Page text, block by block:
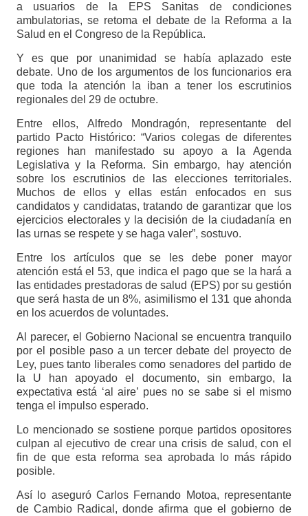
a usuarios de la EPS Sanitas de condiciones
ambulatorias, se retoma el debate de la Reforma a la
Salud en el Congreso de la República.
Y es que por unanimidad se había aplazado este
debate. Uno de los argumentos de los funcionarios era
que toda la atención la iban a tener los escrutinios
regionales del 29 de octubre.
Entre ellos, Alfredo Mondragón, representante del
partido Pacto Histórico: “Varios colegas de diferentes
regiones han manifestado su apoyo a la Agenda
Legislativa y la Reforma. Sin embargo, hay atención
sobre los escrutinios de las elecciones territoriales.
Muchos de ellos y ellas están enfocados en sus
candidatos y candidatas, tratando de garantizar que los
ejercicios electorales y la decisión de la ciudadanía en
las urnas se respete y se haga valer”, sostuvo.
Entre los artículos que se les debe poner mayor
atención está el 53, que indica el pago que se la hará a
las entidades prestadoras de salud (EPS) por su gestión
que será hasta de un 8%, asimilismo el 131 que ahonda
en los acuerdos de voluntades.
Al parecer, el Gobierno Nacional se encuentra tranquilo
por el posible paso a un tercer debate del proyecto de
Ley, pues tanto liberales como senadores del partido de
la U han apoyado el documento, sin embargo, la
expectativa está ‘al aire’ pues no se sabe si el mismo
tenga el impulso esperado.
Lo mencionado se sostiene porque partidos opositores
culpan al ejecutivo de crear una crisis de salud, con el
fin de que esta reforma sea aprobada lo más rápido
posible.
Así lo aseguró Carlos Fernando Motoa, representante
de Cambio Radical, donde afirma que el gobierno de